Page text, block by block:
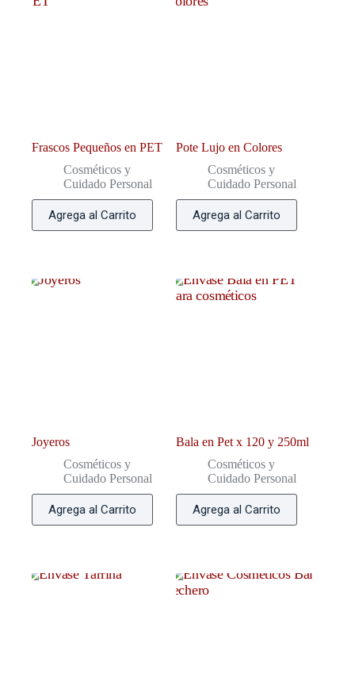
Frascos Pequeños en PET
Cosméticos y
Cuidado Personal
Agrega al Carrito
Pote Lujo en Colores
Cosméticos y
Cuidado Personal
Agrega al Carrito
Joyeros
Cosméticos y
Cuidado Personal
Agrega al Carrito
Bala en Pet x 120 y 250ml
Cosméticos y
Cuidado Personal
Agrega al Carrito